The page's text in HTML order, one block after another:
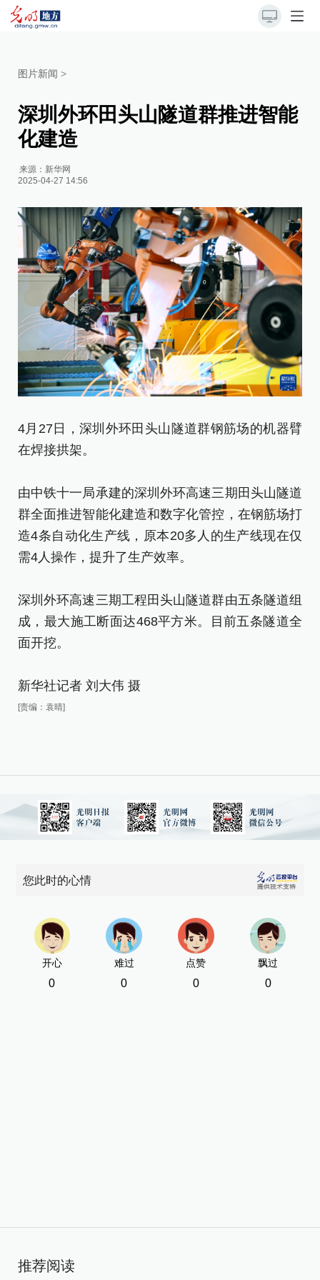
图片新闻 >
深圳外环田头山隧道群推进智能
化建造
来源： 新华网
2025-04-27 14:56
4月27日，深圳外环田头山隧道群钢筋场的机器臂
在焊接拱架。
由中铁十一局承建的深圳外环高速三期田头山隧道
群全面推进智能化建造和数字化管控，在钢筋场打
造4条自动化生产线，原本20多人的生产线现在仅
需4人操作，提升了生产效率。
深圳外环高速三期工程田头山隧道群由五条隧道组
成，最大施工断面达468平方米。目前五条隧道全
面开挖。
新华社记者 刘大伟 摄
[责编：袁晴]
您此时的心情
开心
0
难过
0
点赞
0
飘过
0
推荐阅读